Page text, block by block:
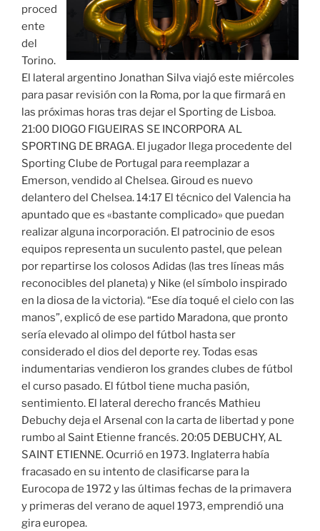
proced
ente
del
Torino.
El lateral argentino Jonathan Silva viajó este miércoles
para pasar revisión con la Roma, por la que firmará en
las próximas horas tras dejar el Sporting de Lisboa.
21:00 DIOGO FIGUEIRAS SE INCORPORA AL
SPORTING DE BRAGA. El jugador llega procedente del
Sporting Clube de Portugal para reemplazar a
Emerson, vendido al Chelsea. Giroud es nuevo
delantero del Chelsea. 14:17 El técnico del Valencia ha
apuntado que es «bastante complicado» que puedan
realizar alguna incorporación. El patrocinio de esos
equipos representa un suculento pastel, que pelean
por repartirse los colosos Adidas (las tres líneas más
reconocibles del planeta) y Nike (el símbolo inspirado
en la diosa de la victoria). “Ese día toqué el cielo con las
manos”, explicó de ese partido Maradona, que pronto
sería elevado al olimpo del fútbol hasta ser
considerado el dios del deporte rey. Todas esas
indumentarias vendieron los grandes clubes de fútbol
el curso pasado. El fútbol tiene mucha pasión,
sentimiento. El lateral derecho francés Mathieu
Debuchy deja el Arsenal con la carta de libertad y pone
rumbo al Saint Etienne francés. 20:05 DEBUCHY, AL
SAINT ETIENNE. Ocurrió en 1973. Inglaterra había
fracasado en su intento de clasificarse para la
Eurocopa de 1972 y las últimas fechas de la primavera
y primeras del verano de aquel 1973, emprendió una
gira europea.